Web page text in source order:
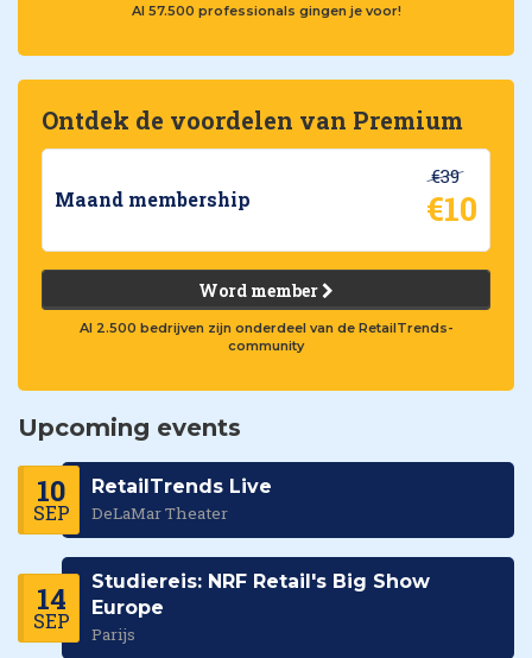
Al 57.500 professionals gingen je voor!
Ontdek de voordelen van Premium
Maand membership
€39
€10
Word member
Al 2.500 bedrijven zijn onderdeel van de RetailTrends-
community
Upcoming events
10
SEP
RetailTrends Live
DeLaMar Theater
14
SEP
Studiereis: NRF Retail's Big Show
Europe
Parijs